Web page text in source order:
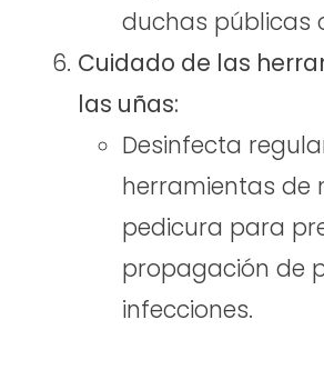
duchas públicas
Cuidado de las
las uñas:
Desinfecta
herramientas de
pedicura para
propagación de
infecciones.